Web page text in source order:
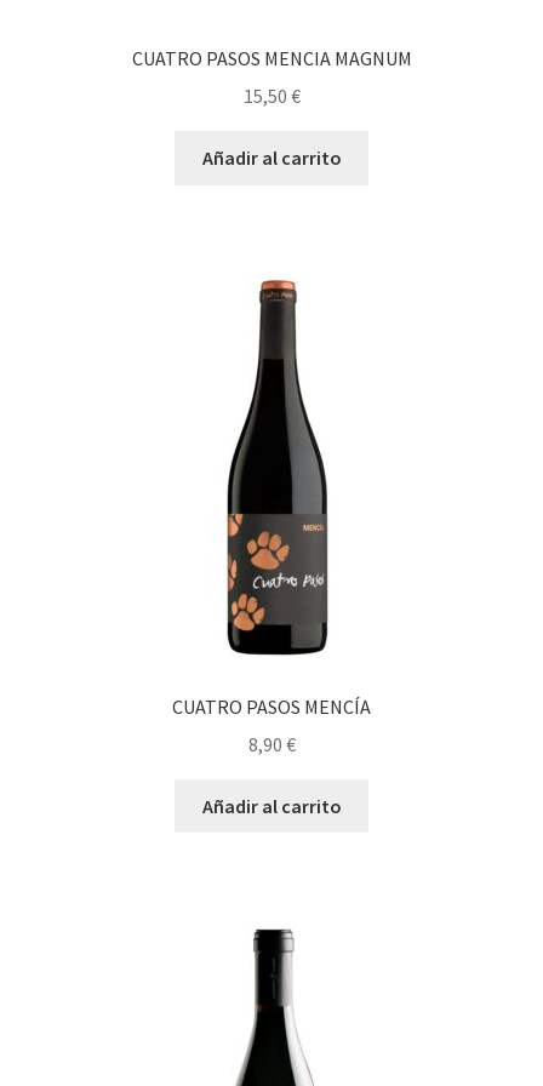
CUATRO PASOS MENCIA MAGNUM
15,50 €
Añadir al carrito
CUATRO PASOS MENCÍA
8,90 €
Añadir al carrito